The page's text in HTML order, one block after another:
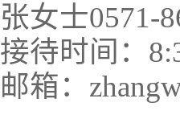
张女士0571-
接待时间：
邮箱：